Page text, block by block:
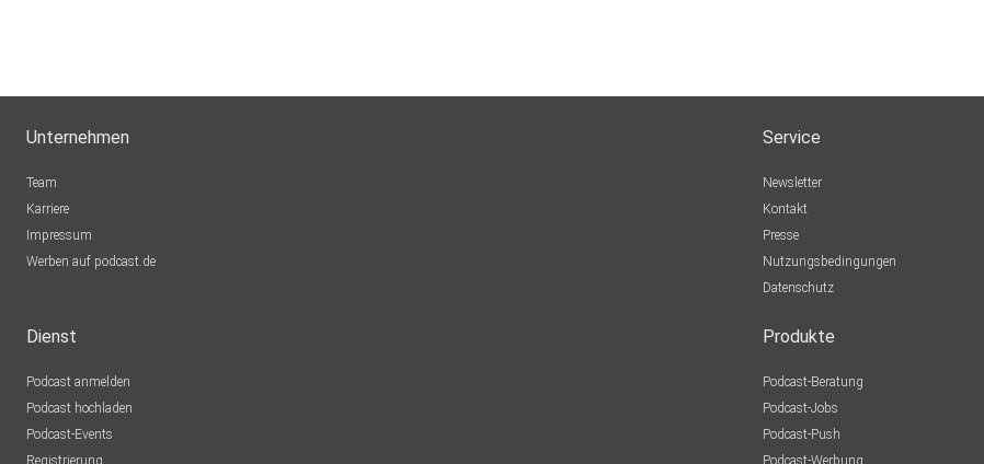
Unternehmen
Team
Karriere
Impressum
Werben auf podcast.de
Service
Newsletter
Kontakt
Presse
Nutzungsbedingungen
Datenschutz
Dienst
Podcast anmelden
Podcast hochladen
Podcast-Events
Registrierung
Produkte
Podcast-Beratung
Podcast-Jobs
Podcast-Push
Podcast-Werbung